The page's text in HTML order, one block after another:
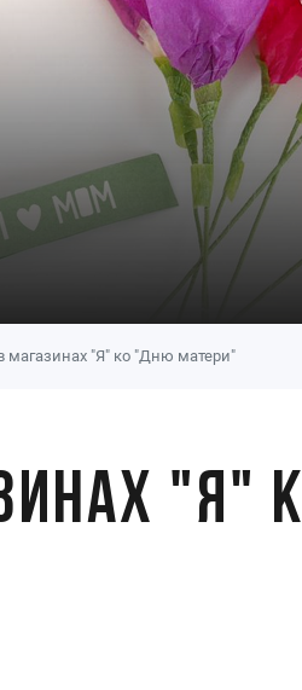
магазинах "Я" ко "Дню матери"
"Я"